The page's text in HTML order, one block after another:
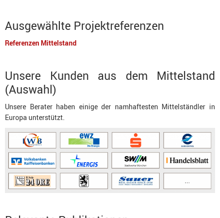
Ausgewählte Projektreferenzen
Referenzen Mittelstand
Unsere Kunden aus dem Mittelstand
(Auswahl)
Unsere Berater haben einige der namhaftesten Mittelständler in
Europa unterstützt.